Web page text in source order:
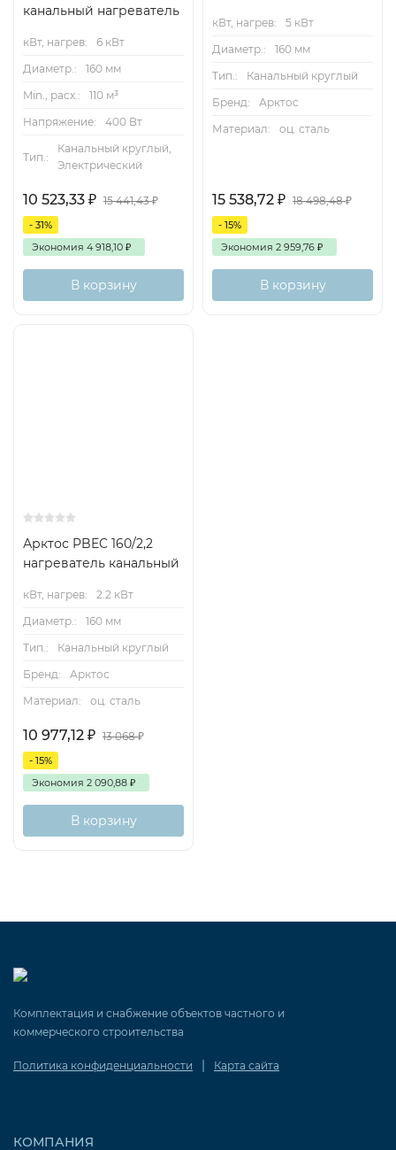
канальный нагреватель
кВт, нагрев:
6 кВт
Диаметр.:
160 мм
Min., расх.:
110 м³
Напряжение:
400 Вт
Тип.:
Канальный круглый,
Электрический
10 523,33 ₽ 15 441,43₽
- 31%
Экономия 4 918,10 ₽
В корзину
кВт, нагрев:
5 кВт
Диаметр.:
160 мм
Тип.:
Канальный круглый
Бренд:
Арктос
Материал:
оц. сталь
15 538,72 ₽ 18 498,48₽
- 15%
Экономия 2 959,76 ₽
В корзину
Арктос PBEC 160/2,2
нагреватель канальный
кВт, нагрев:
2.2 кВт
Диаметр.:
160 мм
Тип.:
Канальный круглый
Бренд:
Арктос
Материал:
оц. сталь
10 977,12 ₽ 13 068₽
- 15%
Экономия 2 090,88 ₽
В корзину
Комплектация и снабжение объектов частного и
коммерческого строительства
Политика конфиденциальности | Карта сайта
КОМПАНИЯ